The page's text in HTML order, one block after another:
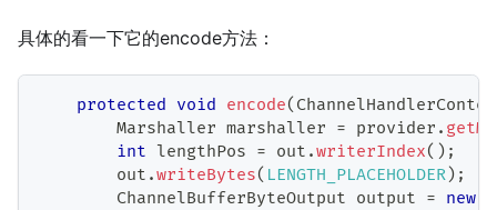
具体的看一下它的encode方法：
protected void encode(
Marshaller marshaller = provider .
int lengthPos = out .writerIndex( ) ;
        out
.writeBytes( LENGTH_PLACEHOLDER) ;
ChannelBufferByteOutput output = new